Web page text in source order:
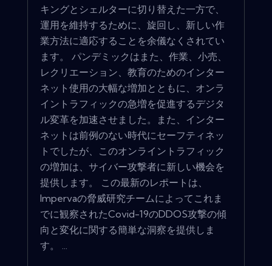
キングとシェルターに切り替えた一方で、
運用を維持するために、旋回し、新しい作
業方法に適応することを余儀なくされてい
ます。 パンデミックはまた、作業、小売、
レクリエーション、教育のためのインター
ネット使用の大幅な増加とともに、オンラ
イントラフィックの急増を促進するデジタ
ル変革を加速させました。また、インター
ネットは前例のない時代にセーフティネッ
トでしたが、このオンライントラフィック
の増加は、サイバー攻撃者に新しい機会を
提供します。 この最新のレポートは、
Impervaの脅威研究チームによってこれま
でに観察されたCovid-19のDDOS攻撃の傾
向と変化に関する簡単な洞察を提供しま
す。 ...